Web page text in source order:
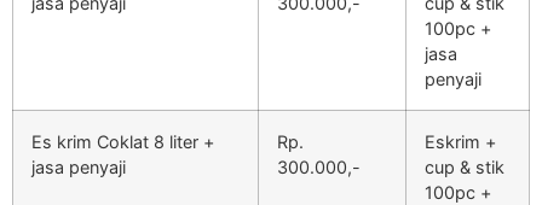
100pc +
jasa
penyaji
Es krim Coklat 8 liter +
jasa penyaji
Rp.
300.000,-
Eskrim +
cup & stik
100pc +